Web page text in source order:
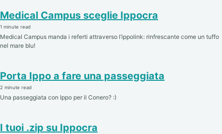
Medical Campus sceglie Ippocra
1 minute read
Medical Campus manda i referti attraverso l’ippolink: rinfrescante come un tuffo
nel mare blu!
Porta Ippo a fare una passeggiata
2 minute read
Una passeggiata con Ippo per il Conero? :)
I tuoi .zip su Ippocra